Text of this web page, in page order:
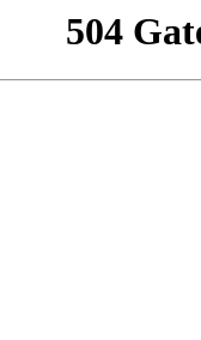
504